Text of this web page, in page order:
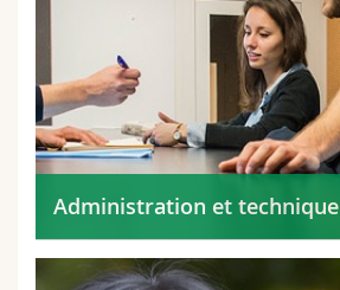
Administration et technique